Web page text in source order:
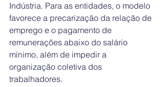
Indústria. Para as entidades, o modelo
favorece a precarização da relação de
emprego e o pagamento de
remunerações abaixo do salário
mínimo, além de impedir a
organização coletiva dos
trabalhadores.